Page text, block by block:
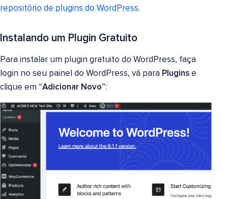
repositório de plugins do WordPress.
Instalando um Plugin Gratuito
Para instalar um plugin gratuito do WordPress, faça
login no seu painel do WordPress, vá para Plugins e
clique em “Adicionar Novo”: